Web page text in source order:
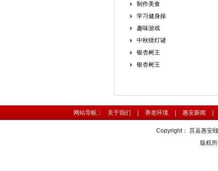
制作美食
学习健身操
趣味游戏
中秋猜灯谜
银杏树王
银杏树王
网站导航： 关于我们 养老环境 惠安新闻
Copyright： 莒县惠安
版权